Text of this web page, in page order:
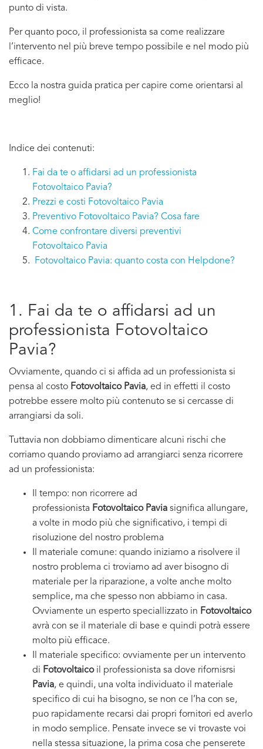
punto di vista.
Per quanto poco, il professionista sa come realizzare
l’intervento nel più breve tempo possibile e nel modo più
efficace.
Ecco la nostra guida pratica per capire come orientarsi al
meglio!
Indice dei contenuti:
Fai da te o affidarsi ad un professionista
Fotovoltaico Pavia?
Prezzi e costi Fotovoltaico Pavia
Preventivo Fotovoltaico Pavia? Cosa fare
Come confrontare diversi preventivi
Fotovoltaico Pavia
Fotovoltaico Pavia: quanto costa con Helpdone?
1. Fai da te o affidarsi ad un
professionista Fotovoltaico
Pavia?
Ovviamente, quando ci si affida ad un professionista si
pensa al costo Fotovoltaico Pavia, ed in effetti il costo
potrebbe essere molto più contenuto se si cercasse di
arrangiarsi da soli.
Tuttavia non dobbiamo dimenticare alcuni rischi che
corriamo quando proviamo ad arrangiarci senza ricorrere
ad un professionista:
Il tempo: non ricorrere ad
professionista Fotovoltaico Pavia significa allungare,
a volte in modo più che significativo, i tempi di
risoluzione del nostro problema
Il materiale comune: quando iniziamo a risolvere il
nostro problema ci troviamo ad aver bisogno di
materiale per la riparazione, a volte anche molto
semplice, ma che spesso non abbiamo in casa.
Ovviamente un esperto speciallizzato in Fotovoltaico
avrà con se il materiale di base e quindi potrà essere
molto più efficace.
Il materiale specifico: ovviamente per un intervento
di Fotovoltaicoil professionista sa dove rifornisrsi
Pavia, e quindi, una volta individuato il materiale
specifico di cui ha bisogno, se non ce l’ha con se,
puo rapidamente recarsi dai propri fornitori ed averlo
in modo semplice. Pensate invece se vi trovaste voi
nella stessa situazione, la prima cosa che penserete